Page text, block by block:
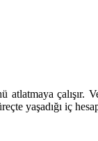
atlatmaya çalışır.
yaşadığı iç